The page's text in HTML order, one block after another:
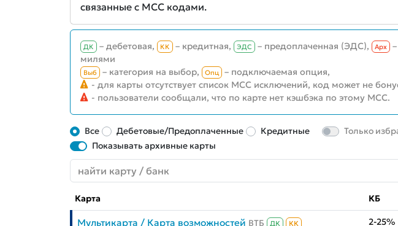
связанные с MCC кодами.
ДК – дебетовая, КК – кредитная, ЭДС – предоплаченная (ЭДС), Aрх
милями
Выб – категория на выбор, Опц
– подключаемая опция,
- для карты отсутствует список MCC исключений, код может не
- пользователи сообщали, что по карте нет кэшбэка по этому MCC.
Все Дебетовые/Предоплаченные Кредитные
Только
Показывать архивные карты
Карта КБ
Мультикарта / Карта возможностей ВТБ ДК КК 2-25%